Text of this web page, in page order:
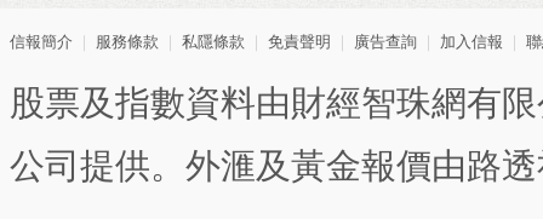
信報簡介 服務條款 私隱條款 免責聲明 廣告查詢 加入信報
股票及指數資料由財經智珠網有
公司提供。外滙及黃金報價由路